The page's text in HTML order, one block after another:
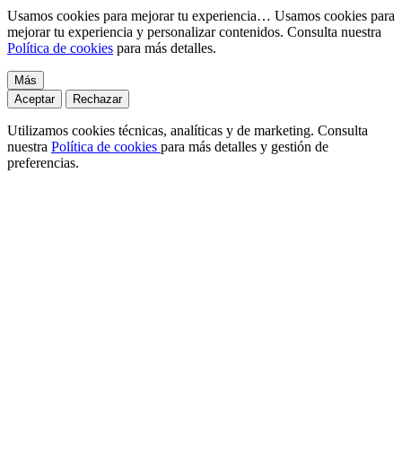
Usamos cookies para mejorar tu experiencia… Usamos cookies para
mejorar tu experiencia y personalizar contenidos. Consulta nuestra
Política de cookies para más detalles.
Más
Aceptar
Rechazar
Utilizamos cookies técnicas, analíticas y de marketing. Consulta
nuestra Política de cookies para más detalles y gestión de
preferencias.